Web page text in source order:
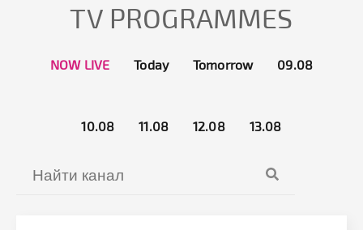
TV PROGRAMMES
NOW LIVE Today Tomorrow 09.08
10.08 11.08 12.08 13.08